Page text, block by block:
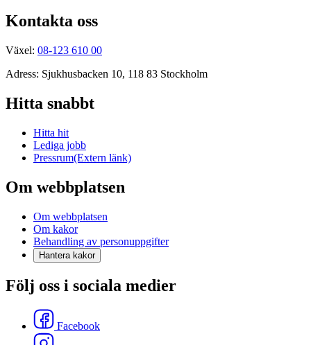
Kontakta oss
Växel: 08-123 610 00
Adress: Sjukhusbacken 10, 118 83 Stockholm
Hitta snabbt
Hitta hit
Lediga jobb
Pressrum(Extern länk)
Om webbplatsen
Om webbplatsen
Om kakor
Behandling av personuppgifter
Hantera kakor
Följ oss i sociala medier
Facebook